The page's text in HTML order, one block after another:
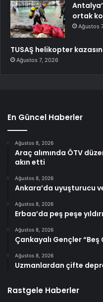
ortak
Ağustos
TUSAŞ helikopter
Ağustos 7, 2026
En Güncel Haberler
Ağustos 8, 2026
Araç alımında ÖTV
akın etti
Ağustos 8, 2026
Ankara’da uyuşturucu
Ağustos 8, 2026
Erbaa’da peş peşe
Ağustos 8, 2026
Çankayalı Gençler “Beş
Ağustos 8, 2026
Uzmanlardan çifte
Rastgele Haberler